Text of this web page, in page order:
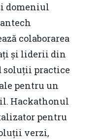
domeniul
colaborarea
și liderii din
soluții practice
pentru un
Hackathonul
pentru
verzi,